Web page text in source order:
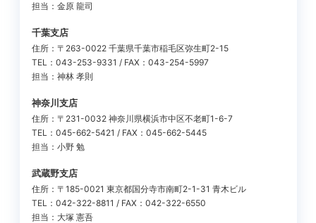
担当：金原 龍司
千葉支店
住所：〒263-0022 千葉県千葉市稲毛区弥生町2-15
TEL：043-253-9331 / FAX：043-254-5997
担当：神林 孝則
神奈川支店
住所：〒231-0032 神奈川県横浜市中区不老町1-6-7
TEL：045-662-5421 / FAX：045-662-5445
担当：小野 勉
武蔵野支店
住所：〒185-0021 東京都国分寺市南町2-1-31 青木ビル
TEL：042-322-8811 / FAX：042-322-6550
担当：大塚 憲吾